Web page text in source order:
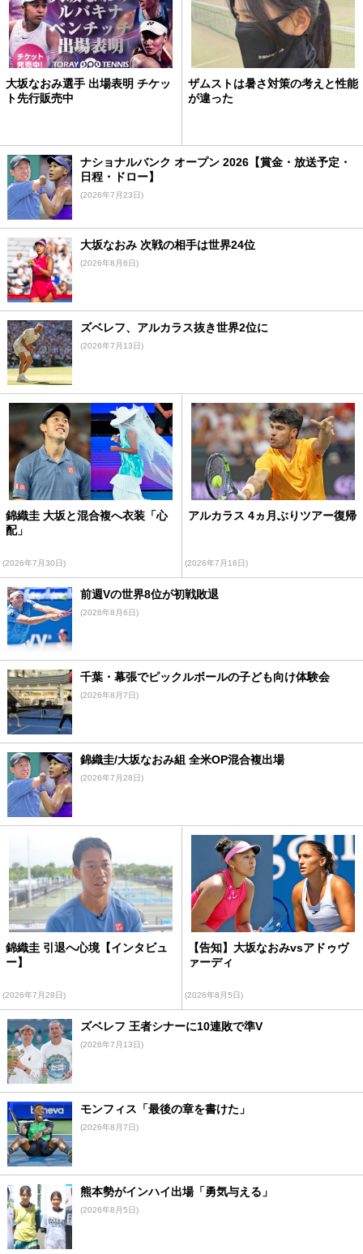
大坂なおみ選手 出場表明 チケッ
ト先行販売中
ザムストは暑さ対策の考えと性能
が違った
ナショナルバンク オープン 2026【賞金・放送予定・
日程・ドロー】
(2026年7月23日)
大坂なおみ 次戦の相手は世界24位
(2026年8月6日)
ズベレフ、アルカラス抜き世界2位に
(2026年7月13日)
錦織圭 大坂と混合複へ衣装「心
配」
(2026年7月30日)
アルカラス 4ヵ月ぶりツアー復帰
(2026年7月16日)
前週Vの世界8位が初戦敗退
(2026年8月6日)
千葉・幕張でピックルボールの子ども向け体験会
(2026年8月7日)
錦織圭/大坂なおみ組 全米OP混合複出場
(2026年7月28日)
錦織圭 引退へ心境【インタビュ
ー】
(2026年7月28日)
【告知】大坂なおみvsアドゥヴ
ァーディ
(2026年8月5日)
ズベレフ 王者シナーに10連敗で準V
(2026年7月13日)
モンフィス「最後の章を書けた」
(2026年8月7日)
熊本勢がインハイ出場「勇気与える」
(2026年8月5日)